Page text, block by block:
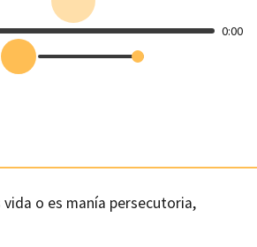
0:00
vida o es manía persecutoria,